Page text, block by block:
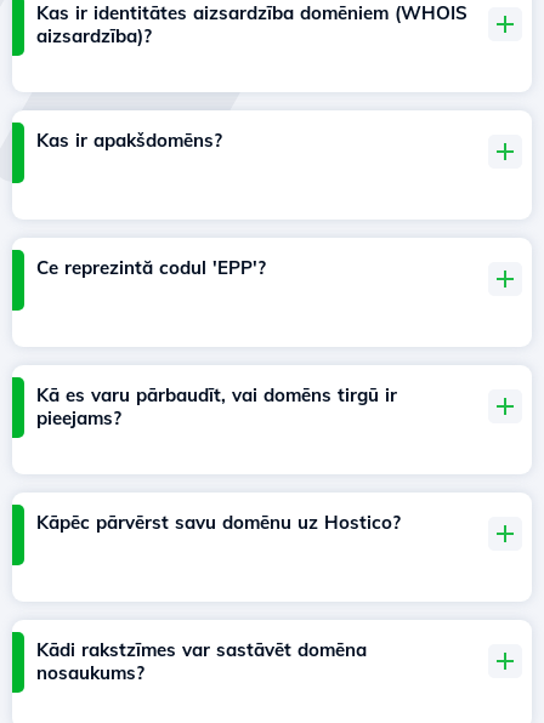
Kas ir identitātes aizsardzība domēniem (WHOIS
aizsardzība)?
Kas ir apakšdomēns?
Ce reprezintă codul 'EPP'?
Kā es varu pārbaudīt, vai domēns tirgū ir
pieejams?
Kāpēc pārvērst savu domēnu uz Hostico?
Kādi rakstzīmes var sastāvēt domēna
nosaukums?